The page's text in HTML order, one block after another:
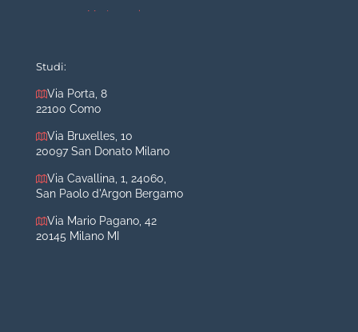
Mastopessi
Rinoplastica
Medicina estetica Milano
Acido ialuronico viso
Aumento labbra
Filler
Studi:
Via Porta, 8
22100 Como
Via Bruxelles, 10
20097 San Donato Milano
Via Cavallina, 1, 24060,
San Paolo d'Argon Bergamo
Via Mario Pagano, 42
20145 Milano MI